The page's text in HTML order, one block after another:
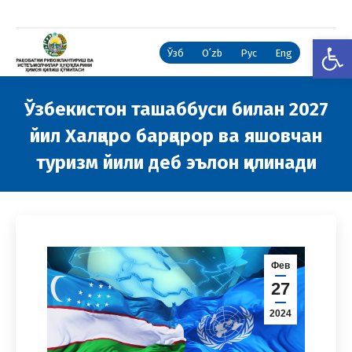
Ўзб Oʻzb Рус Eng
Ўзбекистон ташаббуси билан 2027
йил Халқаро барқарор ва яшовчан
туризм йили деб эълон қилинади
Фев
27
2024